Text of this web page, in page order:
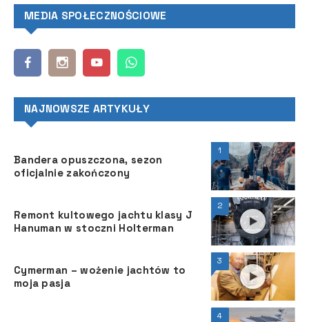
MEDIA SPOŁECZNOŚCIOWE
NAJNOWSZE ARTYKUŁY
1
Bandera opuszczona, sezon
oficjalnie zakończony
2
Remont kultowego jachtu klasy J
Hanuman w stoczni Holterman
3
Cymerman – wożenie jachtów to
moja pasja
4